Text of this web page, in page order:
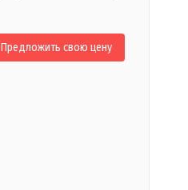
Предложить свою цену